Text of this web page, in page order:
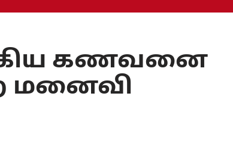
கணவனை
மனைவி